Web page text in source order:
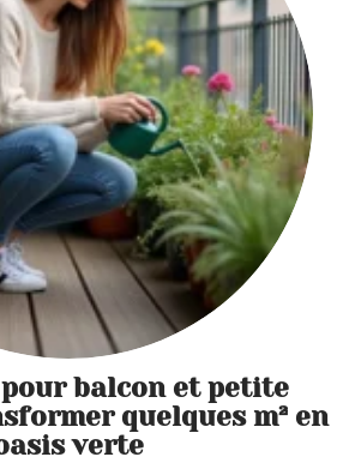
balcon et petite
quelques m² en
verte